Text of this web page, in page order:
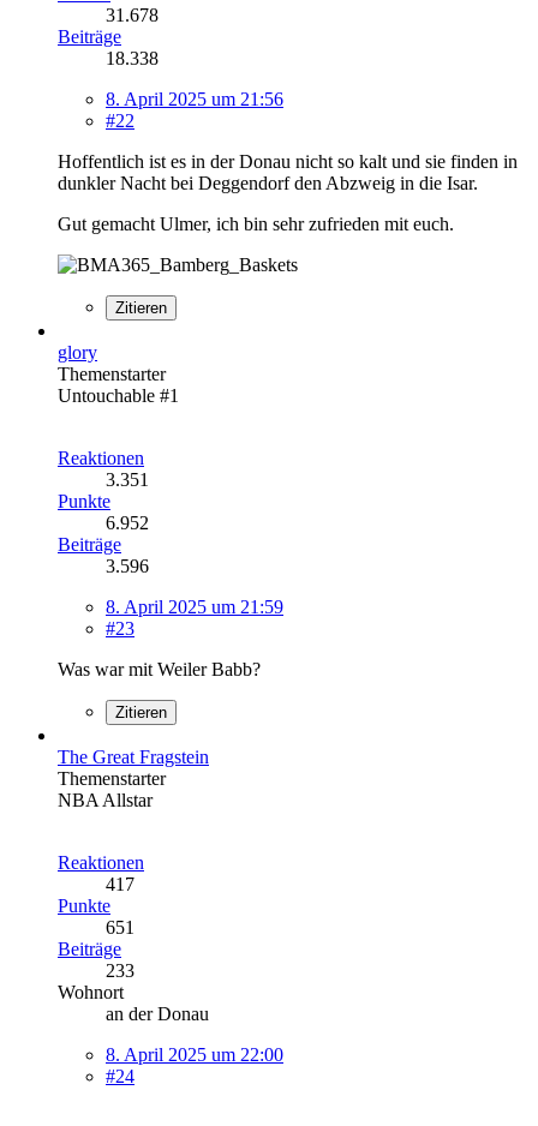
31.678
Beiträge
18.338
8. April 2025 um 21:56
#22
Hoffentlich ist es in der Donau nicht so kalt und sie finden in
dunkler Nacht bei Deggendorf den Abzweig in die Isar.
Gut gemacht Ulmer, ich bin sehr zufrieden mit euch.
Zitieren
glory
Themenstarter
Untouchable #1
Reaktionen
3.351
Punkte
6.952
Beiträge
3.596
8. April 2025 um 21:59
#23
Was war mit Weiler Babb?
Zitieren
The Great Fragstein
Themenstarter
NBA Allstar
Reaktionen
417
Punkte
651
Beiträge
233
Wohnort
an der Donau
8. April 2025 um 22:00
#24